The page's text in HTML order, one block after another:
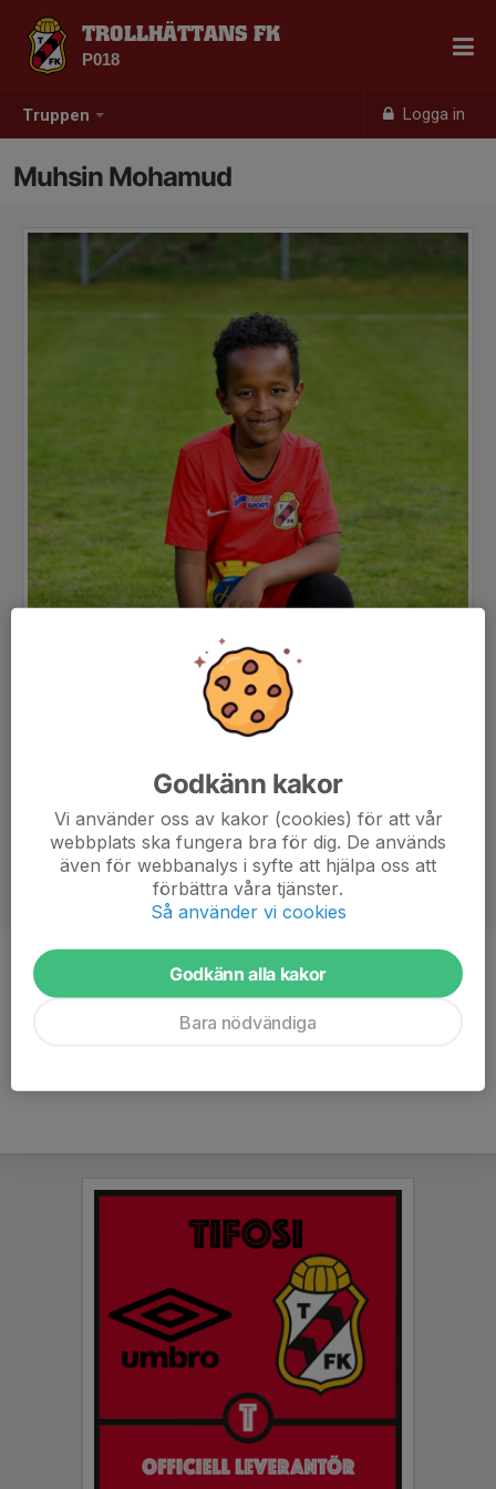
Truppen Logga in
TROLLHÄTTANS FK
P018
Muhsin Mohamud
Position
-
Godkänn kakor
Vi använder oss av kakor (cookies) för att vår
webbplats ska fungera bra för dig. De används
även för webbanalys i syfte att hjälpa oss att
förbättra våra tjänster.
Så använder vi cookies
Godkänn alla kakor
Bara nödvändiga